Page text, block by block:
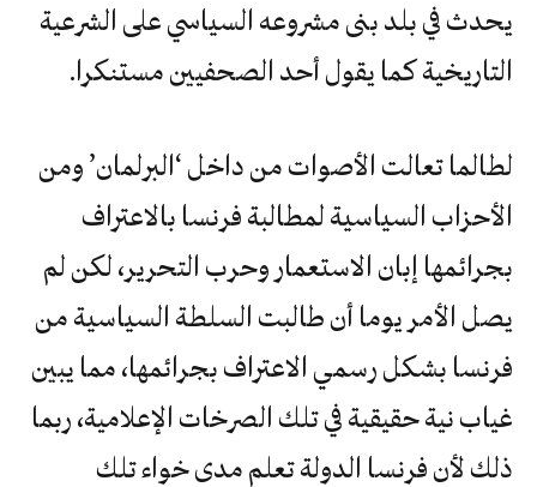
يحدث في بلد بنى مشروعه السياسي على الشرعية
التاريخية كما يقول أحد الصحفيين مستنكرا.
لطالما تعالت الأصوات من داخل ‘البرلمان’ ومن
الأحزاب السياسية لمطالبة فرنسا بالاعتراف
بجرائمها إبان الاستعمار وحرب التحرير، لكن لم
يصل الأمر يوما أن طالبت السلطة السياسية من
فرنسا بشكل رسمي الاعتراف بجرائمها، مما يبين
غياب نية حقيقية في تلك الصرخات الإعلامية، ربما
ذلك لأن فرنسا الدولة تعلم مدى خواء تلك